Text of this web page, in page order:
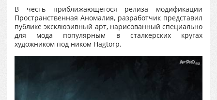
В честь приближающегося релиза модификации
Пространственная Аномалия, разработчик представил
публике эксклюзивный арт, нарисованный специально
для мода популярным в сталкерских кругах
художником под ником Hagtorp.